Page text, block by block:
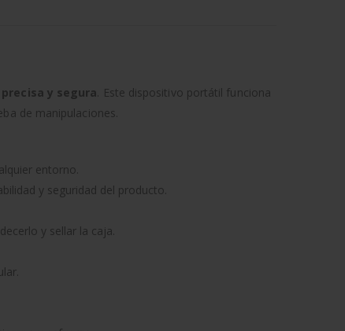
y segura . Este dispositivo portátil funciona
de manipulaciones.
entorno.
y seguridad del producto.
y sellar la caja.